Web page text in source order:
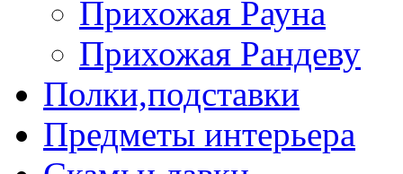
Прихожая Рауна
Прихожая Рандеву
Полки,подставки
Предметы интерьера